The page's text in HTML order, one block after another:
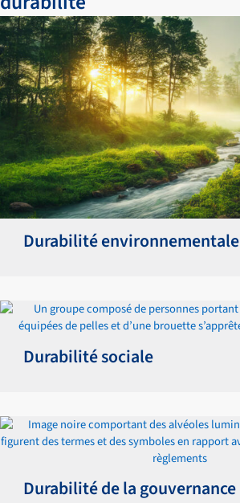
Durabilité environnementale
Durabilité sociale
Durabilité de la gouvernance